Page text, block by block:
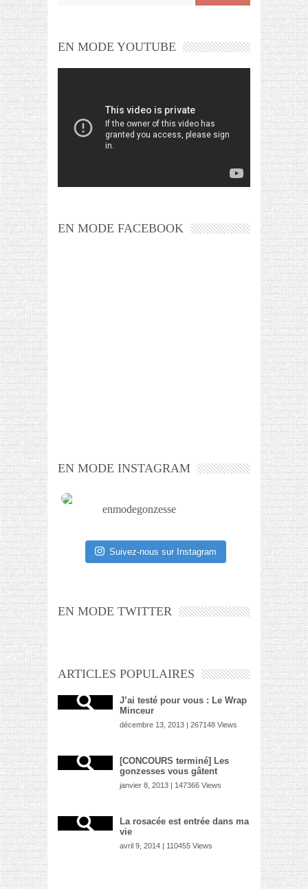
EN MODE YOUTUBE
EN MODE FACEBOOK
EN MODE INSTAGRAM
enmodegonzesse
Suivez-nous sur Instagram
EN MODE TWITTER
ARTICLES POPULAIRES
J’ai testé pour vous : Le Wrap
Minceur
décembre 13, 2013 | 267148 Views
[CONCOURS terminé] Les
gonzesses vous gâtent
janvier 8, 2013 | 147366 Views
La rosacée est entrée dans ma
vie
avril 9, 2014 | 110455 Views